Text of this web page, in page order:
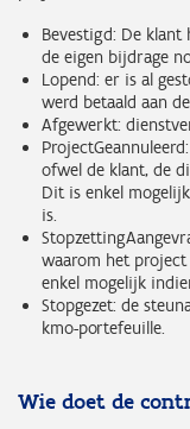
Bevestigd: De
de eigen bijdrage
Lopend: er is al
werd betaald aan
Afgewerkt:
ofwel de klant, de
Dit is enkel
is.
waarom het
enkel mogelijk
Stopgezet: de
kmo-portefeuille.
Wie doet de